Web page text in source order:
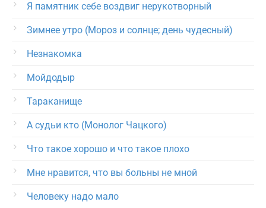
Я памятник себе воздвиг нерукотворный
Зимнее утро (Мороз и солнце; день чудесный)
Незнакомка
Мойдодыр
Тараканище
А судьи кто (Монолог Чацкого)
Что такое хорошо и что такое плохо
Мне нравится, что вы больны не мной
Человеку надо мало